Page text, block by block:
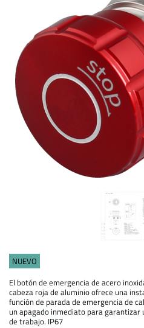
NUEVO
El botón de emergencia de acero
cabeza roja de aluminio ofrece una
función de parada de emergencia de
un apagado inmediato para
de trabajo. IP67